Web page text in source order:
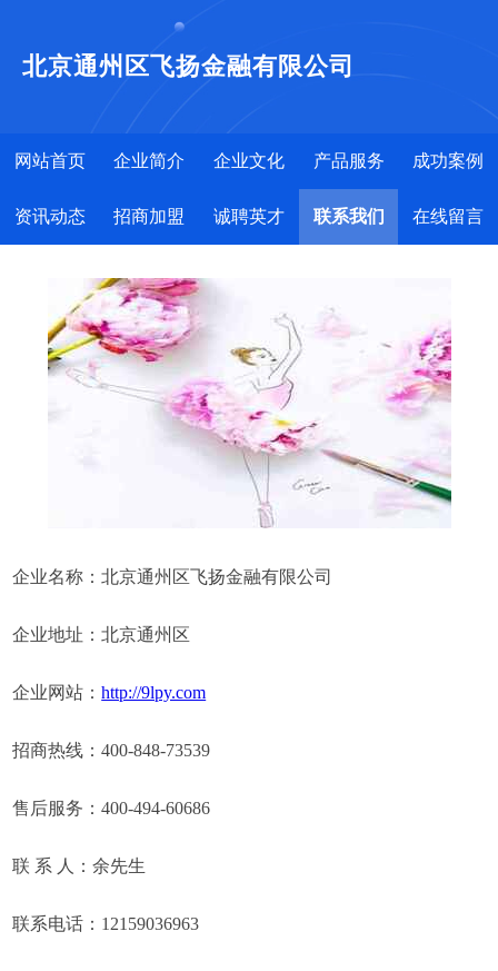
北京通州区飞扬金融有限公司
网站首页 企业简介 企业文化 产品服务 成功案例
资讯动态 招商加盟 诚聘英才 联系我们 在线留言
企业名称：北京通州区飞扬金融有限公司
企业地址：北京通州区
企业网站：http://9lpy.com
招商热线：400-848-73539
售后服务：400-494-60686
联 系 人：余先生
联系电话：12159036963